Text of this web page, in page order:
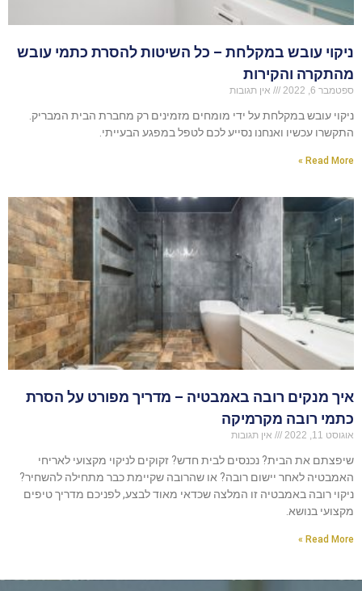
ניקוי עובש במקלחת – כל השיטות להסרת כתמי עובש
מהתקרה והקירות
ספטמבר 6, 2022 אין תגובות
ניקוי עובש במקלחת על ידי מומחים מזמינים רק מחברת הבית המבריק.
התקשרו עכשיו ואנחנו נסייע לכם לטפל במפגע הבעייתי.
Read More »
איך מנקים רובה באמבטיה – מדריך מפורט על הסרת
כתמי רובה מקרמיקה
אוגוסט 11, 2022 אין תגובות
שיפצתם את הבית? נכנסים לבית חדש? זקוקים לניקוי מקצועי לאריחי
האמבטיה לאחר יישום רובה? או שהרובה שקיימת כבר מתחילה להשחיר?
ניקוי רובה באמבטיה זו המלצה שכדאי מאוד לבצע, לפניכם מדריך טיפים
מקצועי בנושא.
Read More »